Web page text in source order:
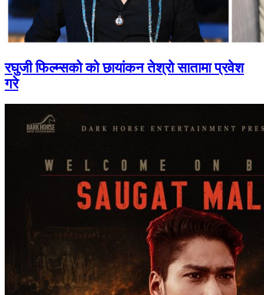
रघुजी फिल्म्सको को छायांकन तेश्रो सातामा प्रवेश
गरे